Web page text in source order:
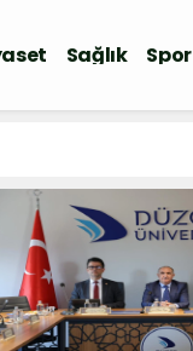
Sağlık Spor